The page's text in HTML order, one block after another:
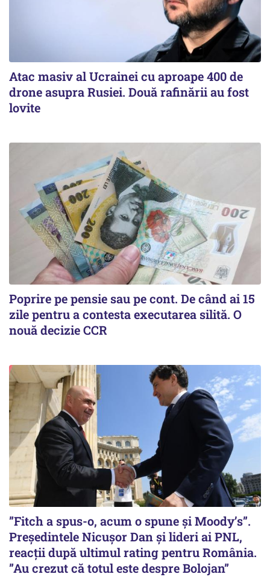
Atac masiv al Ucrainei cu aproape 400 de
drone asupra Rusiei. Două rafinării au fost
lovite
Poprire pe pensie sau pe cont. De când ai 15
zile pentru a contesta executarea silită. O
nouă decizie CCR
”Fitch a spus-o, acum o spune și Moody’s”.
Președintele Nicușor Dan și lideri ai PNL,
reacții după ultimul rating pentru România.
”Au crezut că totul este despre Bolojan”